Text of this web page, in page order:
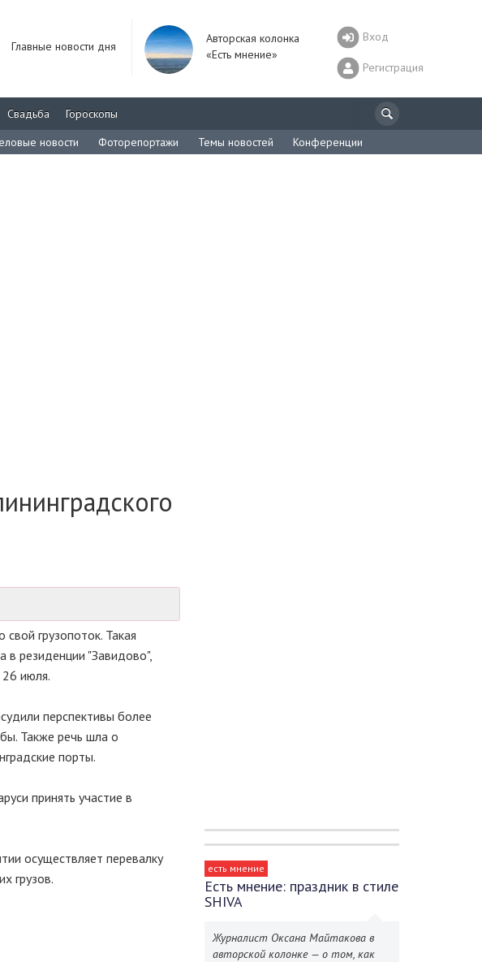
Главные новости дня
Авторская колонка
«Есть мнение»
Вход
Регистрация
Свадьба
Гороскопы
новости Фоторепортажи Темы новостей Конференции
грузопоток. Такая
в резиденции "Завидово",
июля.
перспективы более
Также речь шла о
порты.
принять участие в
осуществляет перевалку
грузов.
есть мнение
Есть мнение: праздник в стиле
SHIVA
Журналист Оксана Майтакова в
авторской колонке — о том, как